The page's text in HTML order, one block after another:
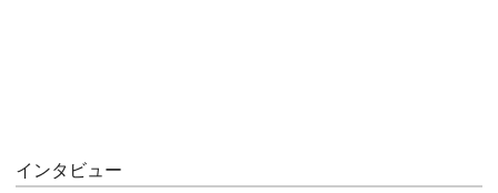
インタビュー